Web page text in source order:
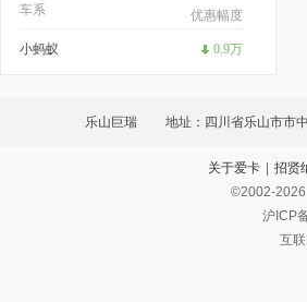
车系 优惠幅度
小蚂蚁 0.9万
乐山巨瑞 地址：四川省乐山市市
关于爱卡 | 招贤
©2002-2026
沪ICP
互